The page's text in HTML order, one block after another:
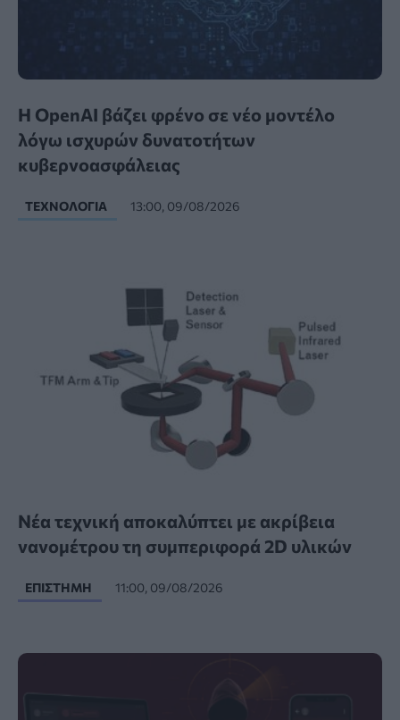
Η OpenAI βάζει φρένο σε νέο μοντέλο
λόγω ισχυρών δυνατοτήτων
κυβερνοασφάλειας
ΤΕΧΝΟΛΟΓΊΑ 13:00, 09/08/2026
Νέα τεχνική αποκαλύπτει με ακρίβεια
νανομέτρου τη συμπεριφορά 2D υλικών
ΕΠΙΣΤΉΜΗ 11:00, 09/08/2026